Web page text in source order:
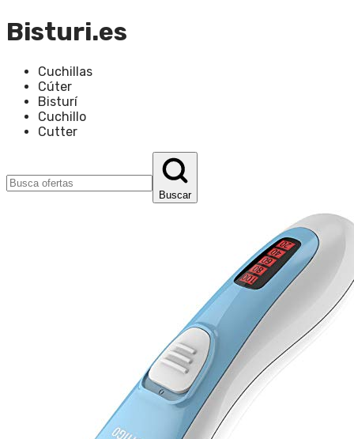
Bisturi.es
Cuchillas
Cúter
Bisturí
Cuchillo
Cutter
Buscar